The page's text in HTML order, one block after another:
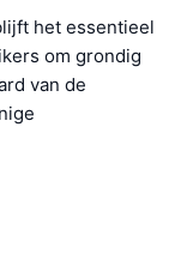
het essentieel
om grondig
van de